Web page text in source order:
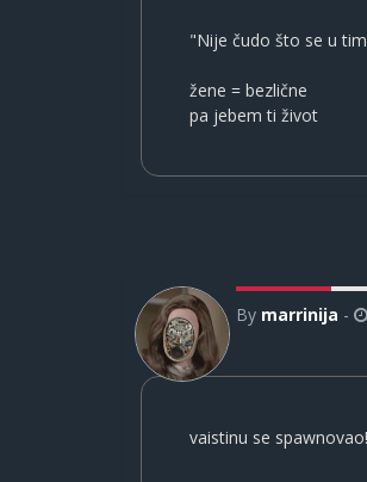
"Nije čudo što se u
žene = bezlične
pa jebem ti život
By marrinija -
vaistinu se spawnovao!